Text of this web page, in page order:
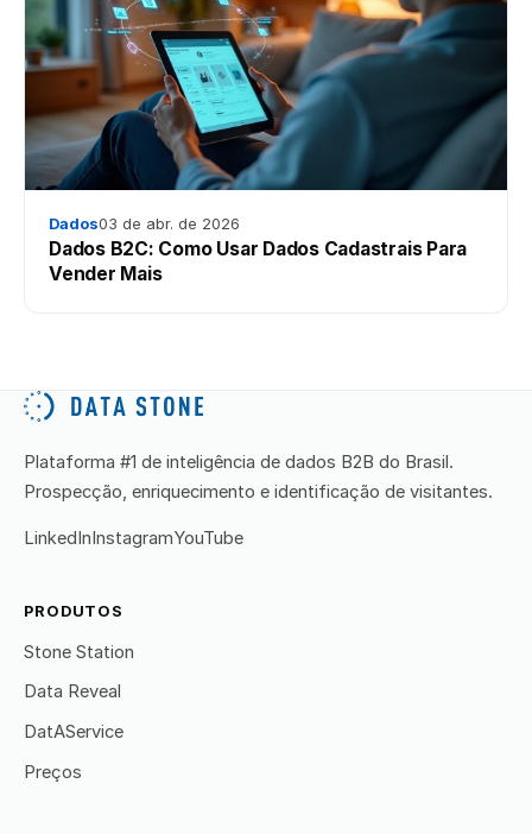
Dados03 de abr. de 2026
Dados B2C: Como Usar Dados Cadastrais Para
Vender Mais
Plataforma #1 de inteligência de dados B2B do Brasil.
Prospecção, enriquecimento e identificação de visitantes.
LinkedIn InstagramYouTube
PRODUTOS
Stone Station
Data Reveal
DatAService
Preços